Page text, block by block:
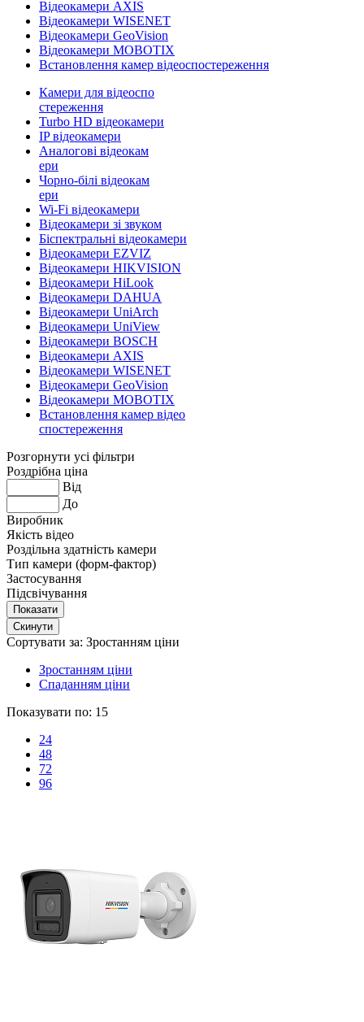
Відеокамери AXIS
Відеокамери WISENET
Відеокамери GeoVision
Відеокамери MOBOTIX
Встановлення камер відеоспостереження
Камери для відеоспо
стереження
Turbo HD відеокамери
IP відеокамери
Аналогові відеокам
ери
Чорно-білі відеокам
ери
Wi-Fi відеокамери
Відеокамери зі звуком
Біспектральні відеокамери
Відеокамери EZVIZ
Відеокамери HIKVISION
Відеокамери HiLook
Відеокамери DAHUA
Відеокамери UniArch
Відеокамери UniView
Відеокамери BOSCH
Відеокамери AXIS
Відеокамери WISENET
Відеокамери GeoVision
Відеокамери MOBOTIX
Встановлення камер відео
спостереження
Розгорнути усі фільтри
Роздрібна ціна
Від
До
Виробник
Якість відео
Роздільна здатність камери
Тип камери (форм-фактор)
Застосування
Підсвічування
Сортувати за: Зростанням ціни
Зростанням ціни
Спаданням ціни
Показувати по: 15
24
48
72
96